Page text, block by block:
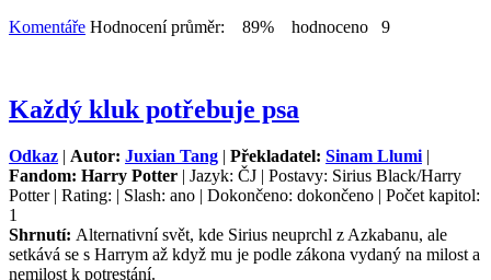
Komentáře Hodnocení průměr: 89% hodnoceno 9
Každý kluk potřebuje psa
Odkaz | Autor: Juxian Tang | Překladatel: Sinam Llumi |
Fandom: Harry Potter | Jazyk: ČJ | Postavy: Sirius Black/Harry
Potter | Rating: | Slash: ano | Dokončeno: dokončeno | Počet kapitol:
1
Shrnutí: Alternativní svět, kde Sirius neuprchl z Azkabanu, ale
setkává se s Harrym až když mu je podle zákona vydaný na milost a
nemilost k potrestání.